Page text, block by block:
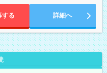
な働き方が可能なお仕事です！
する 詳細へ